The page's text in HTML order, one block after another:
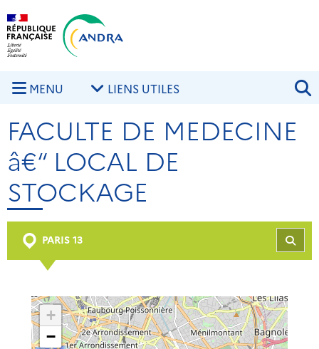
Aller au contenu principal
MENU LIENS UTILES
FACULTE DE MEDECINE
â€“ LOCAL DE
STOCKAGE
PARIS 13
+
−